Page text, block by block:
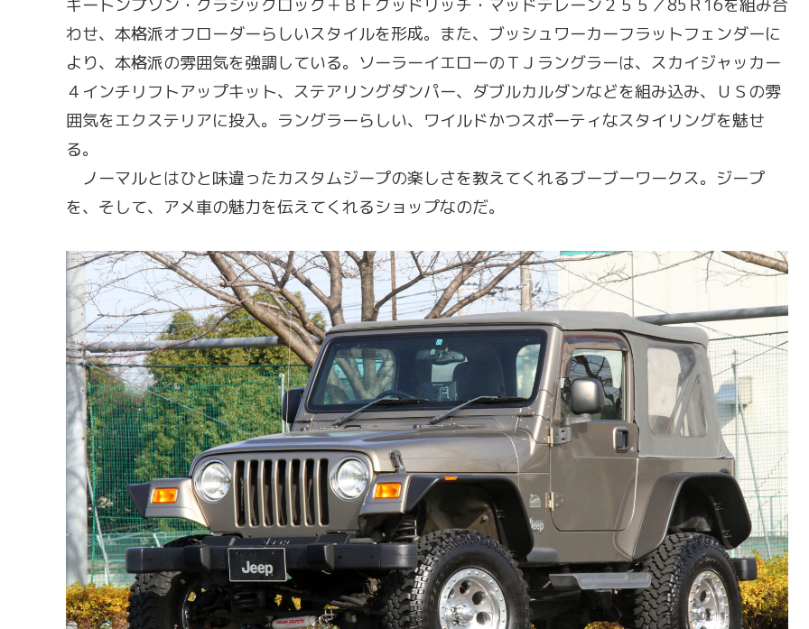
キートンプソン・クラシックロック＋ＢＦグッドリッチ・マッドテレーン２５５／85Ｒ16を組み合
わせ、本格派オフローダーらしいスタイルを形成。また、ブッシュワーカーフラットフェンダーに
より、本格派の雰囲気を強調している。ソーラーイエローのＴＪラングラーは、スカイジャッカー
４インチリフトアップキット、ステアリングダンパー、ダブルカルダンなどを組み込み、ＵＳの雰
囲気をエクステリアに投入。ラングラーらしい、ワイルドかつスポーティなスタイリングを魅せ
る。
ノーマルとはひと味違ったカスタムジープの楽しさを教えてくれるブーブーワークス。ジープ
を、そして、アメ車の魅力を伝えてくれるショップなのだ。